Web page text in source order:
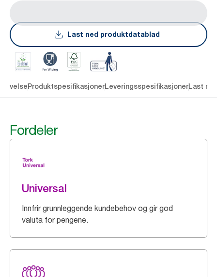
Last ned produktdatablad
ProduktspesifikasjonerLeveringsspesifikasjonerLast
Fordeler
Universal
Innfrir grunnleggende kundebehov og gir god
valuta for pengene.